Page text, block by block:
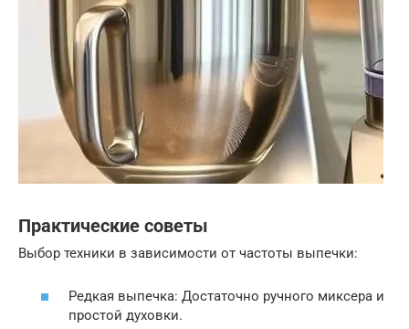
Практические советы
Выбор техники в зависимости от частоты выпечки:
Редкая выпечка: Достаточно ручного миксера и
простой духовки.